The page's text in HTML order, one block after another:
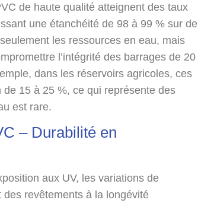
de haute qualité atteignent des taux
une étanchéité de 98 à 99 % sur de
les ressources en eau, mais
l’intégrité des barrages de 20
dans les réservoirs agricoles, ces
15 à 25 %, ce qui représente des
est rare.
– Durabilité en
aux UV, les variations de
revêtements à la longévité